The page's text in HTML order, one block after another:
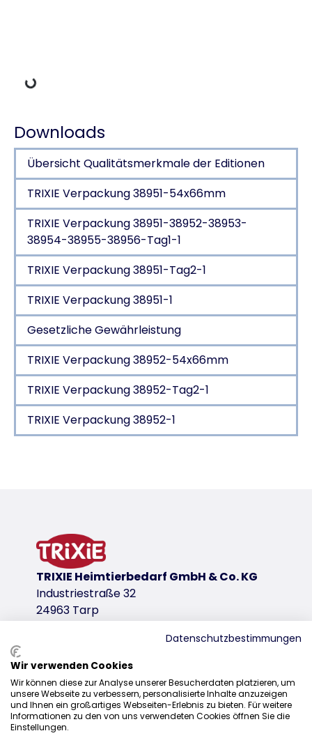
Lädt Daten
Downloads
Übersicht Qualitätsmerkmale der Editionen
TRIXIE Verpackung 38951-54x66mm
TRIXIE Verpackung 38951-38952-38953-
38954-38955-38956-Tag1-1
TRIXIE Verpackung 38951-Tag2-1
TRIXIE Verpackung 38951-1
Gesetzliche Gewährleistung
TRIXIE Verpackung 38952-54x66mm
TRIXIE Verpackung 38952-Tag2-1
TRIXIE Verpackung 38952-1
Struktur-Softplüsch
Polyester-Bezug
96 % recycelt
6–10 cm Polyestervlies-Füllung
Bezug abnehmbar
passend für Kunststoffbetten Sleeper
Produktvariante
Produktvariante: eindeutige
Maße
44 × 31 cm
Farbe
TRIXIE Heimtierbedarf GmbH & Co. KG
Industriestraße 32
24963 Tarp
Vertrieb
+49 4638 2109-100
vertrieb@trixie.de
Datenschutzbestimmungen
Wir verwenden Cookies
Wir können diese zur Analyse unserer Besucherdaten platzieren, um
unsere Webseite zu verbessern, personalisierte Inhalte anzuzeigen
und Ihnen ein großartiges Webseiten-Erlebnis zu bieten. Für weitere
Informationen zu den von uns verwendeten Cookies öffnen Sie die
Einstellungen.